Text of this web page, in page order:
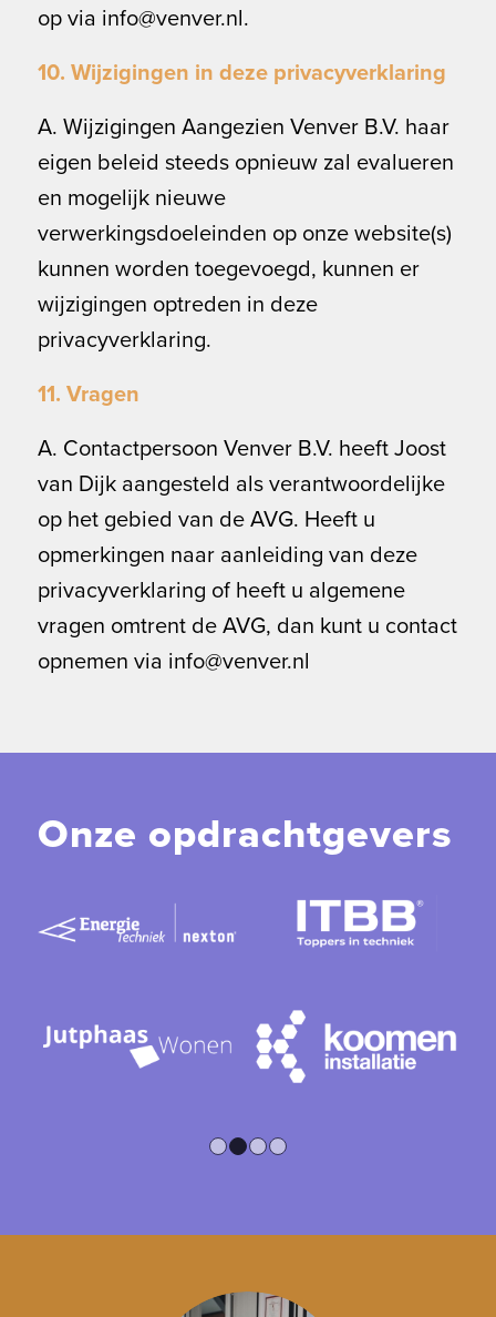
op via info@venver.nl.
10. Wijzigingen in deze privacyverklaring
A. Wijzigingen Aangezien Venver B.V. haar
eigen beleid steeds opnieuw zal evalueren
en mogelijk nieuwe
verwerkingsdoeleinden op onze website(s)
kunnen worden toegevoegd, kunnen er
wijzigingen optreden in deze
privacyverklaring.
11. Vragen
A. Contactpersoon Venver B.V. heeft Joost
van Dijk aangesteld als verantwoordelijke
op het gebied van de AVG. Heeft u
opmerkingen naar aanleiding van deze
privacyverklaring of heeft u algemene
vragen omtrent de AVG, dan kunt u contact
opnemen via info@venver.nl
Onze opdrachtgevers